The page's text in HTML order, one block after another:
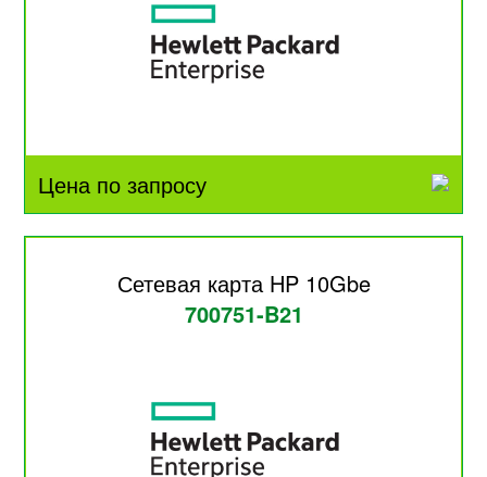
Цена по запросу
Сетевая карта HP 10Gbe
700751-B21